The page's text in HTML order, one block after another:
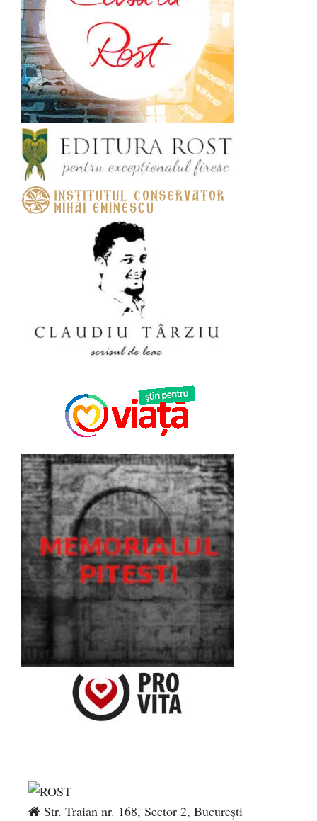
Str. Traian nr. 168, Sector 2, București